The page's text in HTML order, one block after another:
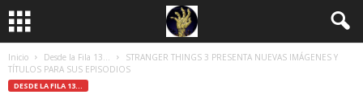
Inicio Desde la Fila 13...
STRANGER THINGS 3 PRESENTA NUEVAS IMÁGENES Y
TÍTULOS PARA SUS EPISODIOS
DESDE LA FILA 13...